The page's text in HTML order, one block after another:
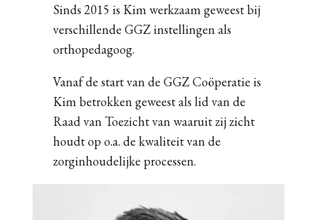
Sinds 2015 is Kim werkzaam geweest bij
verschillende GGZ instellingen als
orthopedagoog.
Vanaf de start van de GGZ Coöperatie is
Kim betrokken geweest als lid van de
Raad van Toezicht van waaruit zij zicht
houdt op o.a. de kwaliteit van de
zorginhoudelijke processen.